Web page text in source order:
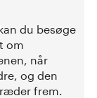
du besøge
om
når
og den
frem.